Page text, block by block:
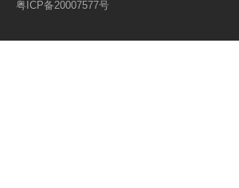
粤ICP备20007577号